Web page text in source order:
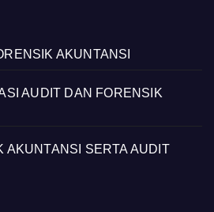
AKUNTANSI
AUDIT DAN FORENSIK
AKUNTANSI SERTA AUDIT